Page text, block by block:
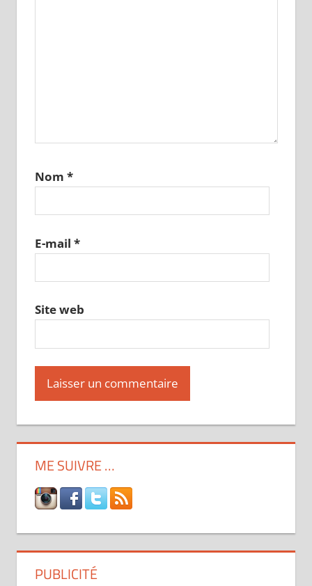
Nom *
E-mail *
Site web
ME SUIVRE …
PUBLICITÉ